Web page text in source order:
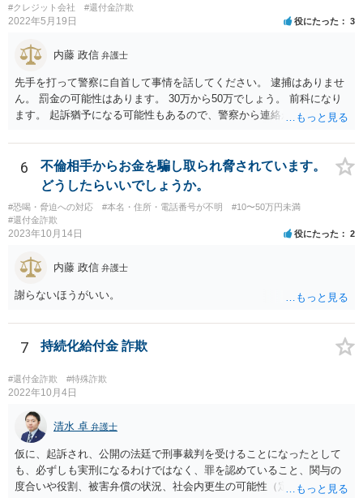
#クレジット会社
#還付金詐欺
2022年5月19日 役にたった 3
内藤 政信 弁護士
先手を打って警察に自首して事情を話してください。 逮捕はありませ
ん。 罰金の可能性はあります。 30万から50万でしょう。 前科になり
ます。 起訴猶予になる可能性もあるので、警察から連絡が 来る前に、
情報を得ている可能 性はあります。
6
不倫相手からお金を騙し取られ脅されています。
どうしたらいいでしょうか。
#恐喝・脅迫への対応 #本名・住所・電話番号が不明
#10〜50万円未満
#還付金詐欺
2023年10月14日 役にたった 2
内藤 政信 弁護士
謝らないほうがいい。
7 持続化給付金 詐欺
#還付金詐欺 #特殊詐欺
2022年10月4日
清水 卓 弁護士
仮に、起訴され、公開の法廷で刑事裁判を受けることになったとして
も、必ずしも実刑になるわけではなく、罪を認めていること、関与の
度合いや役割、被害弁償の状況、社会内更生の可能性（定まった住居